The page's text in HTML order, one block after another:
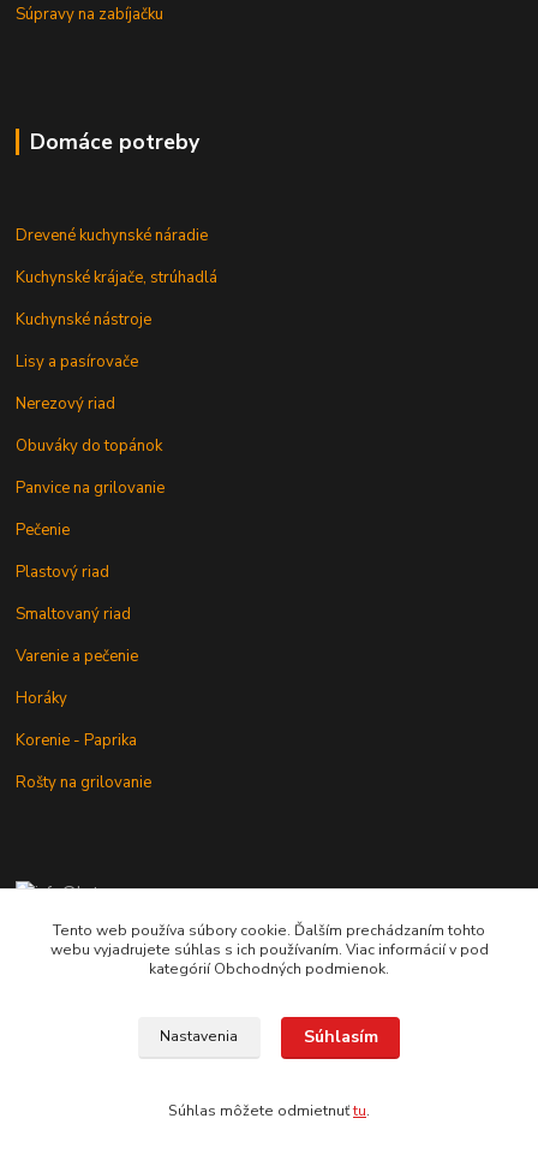
Súpravy na zabíjačku
Domáce potreby
Drevené kuchynské náradie
Kuchynské krájače, strúhadlá
Kuchynské nástroje
Lisy a pasírovače
Nerezový riad
Obuváky do topánok
Panvice na grilovanie
Pečenie
Plastový riad
Smaltovaný riad
Varenie a pečenie
Horáky
Korenie - Paprika
Rošty na grilovanie
+421 902 212 007
od 8:00 - do 16:00 hod
Copyright © 2017-2027 MACSHOP.SK, všetky práva vyhradené..
Tento web používa súbory cookie. Ďalším prechádzaním tohto
webu vyjadrujete súhlas s ich používaním. Viac informácií v pod
kategórií Obchodných podmienok.
Nastavenia Súhlasím
Súhlas môžete odmietnuťtu.